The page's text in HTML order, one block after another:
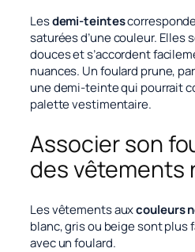
Lesdemi-teintes
saturées d’une couleur. Elles
douces et s’accordent
nuances. Un foulard prune,
une demi-teinte qui pourrait
palette vestimentaire.
Associer son
des vêtements
Les vêtements auxcouleurs
blanc, gris ou beige sont plus
avec un foulard.